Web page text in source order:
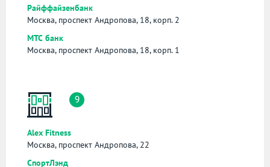
Райффайзенбанк
Москва, проспект Андропова, 18, корп. 2
МТС банк
Москва, проспект Андропова, 18, корп. 1
9
Alex Fitness
Москва, проспект Андропова, 22
СпортЛэнд